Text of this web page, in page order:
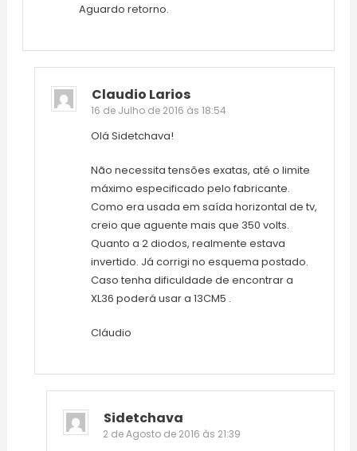
Aguardo retorno.
Claudio Larios
16 de Julho de 2016 às 18:54
Olá Sidetchava!
Não necessita tensões exatas, até o limite
máximo especificado pelo fabricante.
Como era usada em saída horizontal de tv,
creio que aguente mais que 350 volts.
Quanto a 2 diodos, realmente estava
invertido. Já corrigi no esquema postado.
Caso tenha dificuldade de encontrar a
XL36 poderá usar a 13CM5 .
Cláudio
Sidetchava
2 de Agosto de 2016 às 21:39